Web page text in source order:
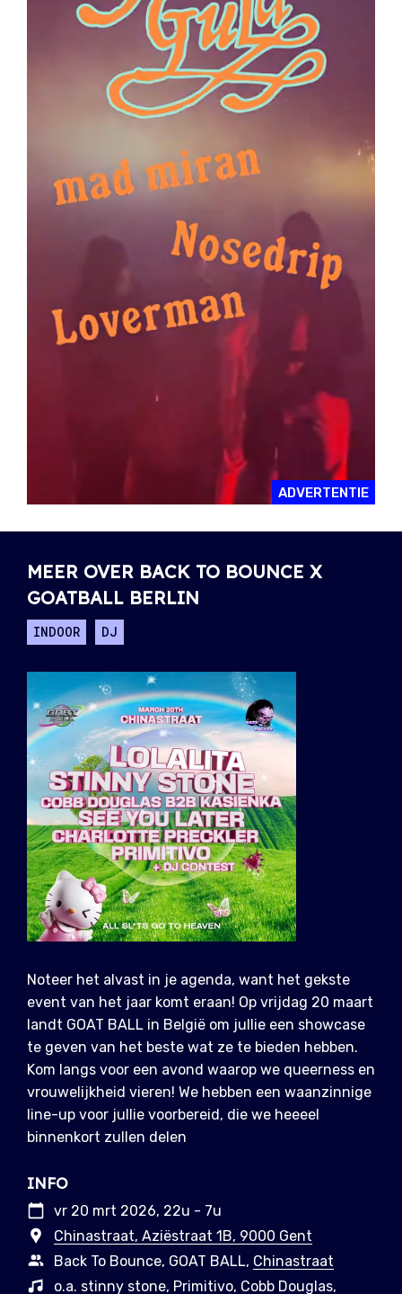
ADVERTENTIE
MEER OVER BACK TO BOUNCE X
GOATBALL BERLIN
INDOOR DJ
Noteer het alvast in je agenda, want het gekste
event van het jaar komt eraan! Op vrijdag 20 maart
landt GOAT BALL in België om jullie een showcase
te geven van het beste wat ze te bieden hebben.
Kom langs voor een avond waarop we queerness en
vrouwelijkheid vieren! We hebben een waanzinnige
line-up voor jullie voorbereid, die we heeeel
binnenkort zullen delen
INFO
vr 20 mrt 2026, 22u - 7u
Chinastraat, Aziëstraat 1B, 9000 Gent
Back To Bounce, GOAT BALL, Chinastraat
o.a. stinny stone, Primitivo, Cobb Douglas,